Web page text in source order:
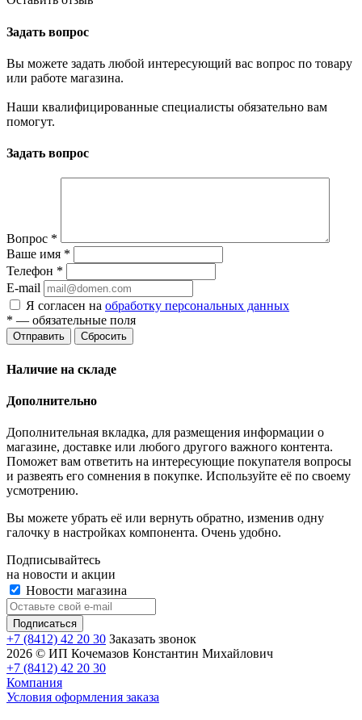
Задать вопрос
Вы можете задать любой интересующий вас вопрос по товару
или работе магазина.
Наши квалифицированные специалисты обязательно вам
помогут.
Задать вопрос
Вопрос *
Ваше имя *
Телефон *
E-mail
Я согласен на обработку персональных данных
* — обязательные поля
Отправить Сбросить
Наличие на складе
Дополнительно
Дополнительная вкладка, для размещения информации о
магазине, доставке или любого другого важного контента.
Поможет вам ответить на интересующие покупателя вопросы
и развеять его сомнения в покупке. Используйте её по своему
усмотрению.
Вы можете убрать её или вернуть обратно, изменив одну
галочку в настройках компонента. Очень удобно.
Подписывайтесь
на новости и акции
Новости магазина
+7 (8412) 42 20 30 Заказать звонок
2026 © ИП Кочемазов Константин Михайлович
+7 (8412) 42 20 30
Компания
Условия оформления заказа